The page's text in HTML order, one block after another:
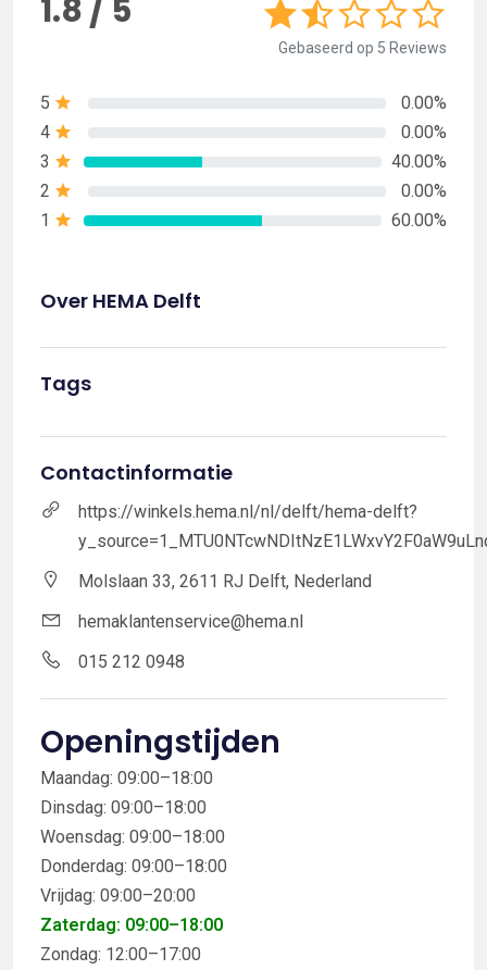
1.8 / 5
Gebaseerd op 5 Reviews
5
0.00%
4
0.00%
3
40.00%
2
0.00%
1
60.00%
Over HEMA Delft
Tags
Contactinformatie
https://winkels.hema.nl/nl/delft/hema-delft?
Molslaan 33, 2611 RJ Delft, Nederland
hemaklantenservice@hema.nl
015 212 0948
Openingstijden
Maandag: 09:00–18:00
Dinsdag: 09:00–18:00
Woensdag: 09:00–18:00
Donderdag: 09:00–18:00
Vrijdag: 09:00–20:00
Zaterdag: 09:00–18:00
Zondag: 12:00–17:00